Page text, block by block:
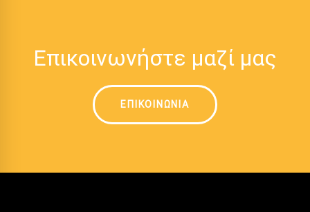
Επικοινωνήστε μαζί μας
ΕΠΙΚΟΙΝΩΝΙΑ